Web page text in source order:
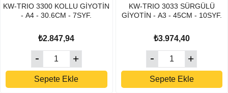
KW-TRIO 3300 KOLLU GİYOTİN
- A4 - 30.6CM - 7SYF.
₺2.847,94
Sepete Ekle
KW-TRIO 3033 SÜRGÜLÜ
GİYOTİN - A3 - 45CM - 10SYF.
₺3.974,40
Sepete Ekle